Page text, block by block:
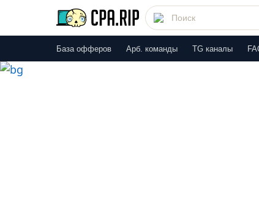
База офферов Арб. команды TG каналы